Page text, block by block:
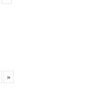
»